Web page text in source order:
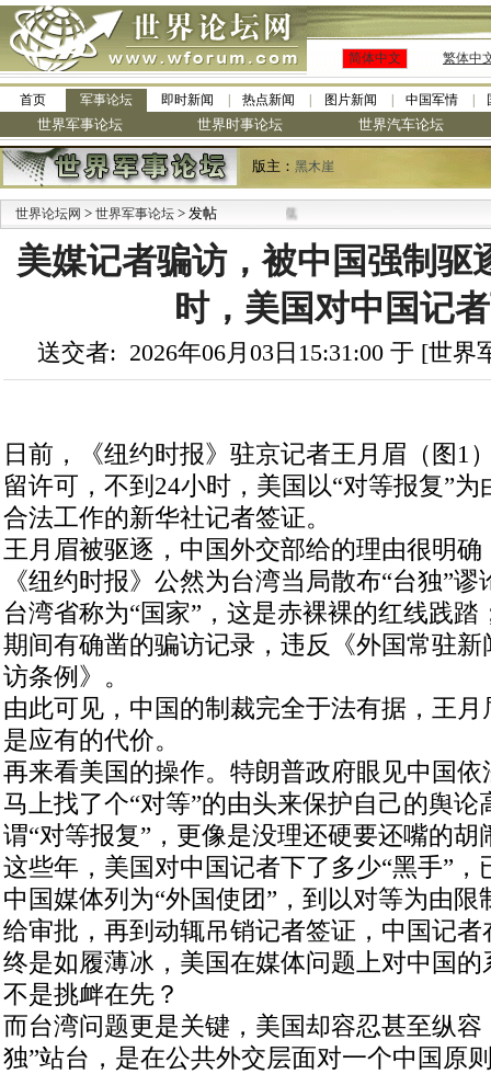
简体中文 繁体中
首页 军事论坛 即时新闻 热点新闻 图片新闻 中国军情
世界军事论坛 世界时事论坛 世界汽车论坛
版主： 黑木崖
世界论坛网 > 世界军事论坛 > 发帖
美媒记者骗访，被中国强制驱
时，美国对中国记
送交者: 2026年06月03日15:31:00 于 [世
日前，《纽约时报》驻京记者王月眉（图1
留许可，不到24小时，美国以“对等报复”
合法工作的新华社记者签证。
王月眉被驱逐，中国外交部给的理由很明
《纽约时报》公然为台湾当局散布“台独”
台湾省称为“国家”，这是赤裸裸的红线践
期间有确凿的骗访记录，违反《外国常驻
访条例》。
由此可见，中国的制裁完全于法有据，王
是应有的代价。
再来看美国的操作。特朗普政府眼见中国
马上找了个“对等”的由头来保护自己的舆论
谓“对等报复”，更像是没理还硬要还嘴的胡
这些年，美国对中国记者下了多少“黑手”
中国媒体列为“外国使团”，到以对等为由
给审批，再到动辄吊销记者签证，中国记
终是如履薄冰，美国在媒体问题上对中国
不是挑衅在先？
而台湾问题更是关键，美国却容忍甚至纵容
独”站台，是在公共外交层面对一个中国原